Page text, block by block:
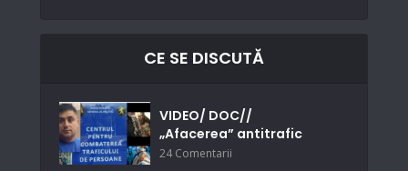
CE SE DISCUTĂ
VIDEO/ DOC//
„Afacerea” antitrafic
24 Comentarii